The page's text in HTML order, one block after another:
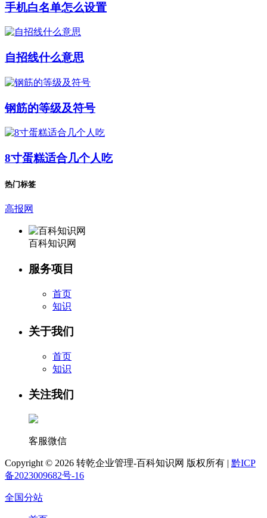
手机白名单怎么设置
自招线什么意思
钢筋的等级及符号
8寸蛋糕适合几个人吃
热门标签
高报网
百科知识网
服务项目
首页
知识
关于我们
首页
知识
关注我们
客服微信
Copyright © 2026 转乾企业管理-百科知识网 版权所有 | 黔ICP
备2023009682号-16
全国分站